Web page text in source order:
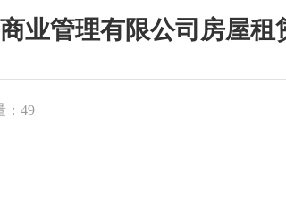
业管理有限公司房屋租
49